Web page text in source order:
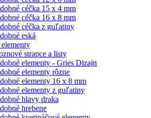
céčka 15 x 4 mm
céčka 16 x 8 mm
céčka z guľatiny
eská
strapce a listy
elementy - Gries Dizajn
elementy rôzne
elementy 16 x 8 mm
elementy z guľatiny
hlavy draka
hrebene